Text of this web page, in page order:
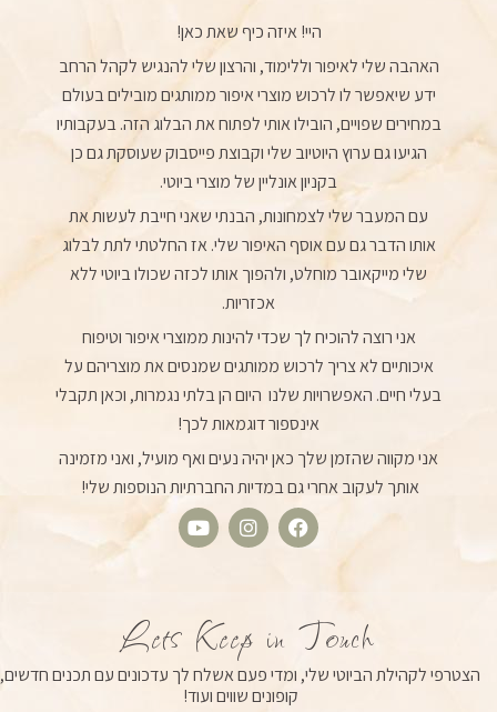
היי! איזה כיף שאת כאן!
האהבה שלי לאיפור וללימוד, והרצון שלי להנגיש לקהל הרחב
ידע שיאפשר לו לרכוש מוצרי איפור ממותגים מובילים בעולם
במחירים שפויים, הובילו אותי לפתוח את הבלוג הזה. בעקבותיו
הגיעו גם ערוץ היוטיוב שלי וקבוצת פייסבוק שעוסקת גם כן
בקניון אונליין של מוצרי ביוטי.
עם המעבר שלי לצמחונות, הבנתי שאני חייבת לעשות את
אותו הדבר גם עם אוסף האיפור שלי. אז החלטתי לתת לבלוג
שלי מייקאובר מוחלט, ולהפוך אותו לכזה שכולו ביוטי ללא
אכזריות.
אני רוצה להוכיח לך שכדי להינות ממוצרי איפור וטיפוח
איכותיים לא צריך לרכוש ממותגים שמנסים את מוצריהם על
בעלי חיים. האפשרויות שלנו היום הן בלתי נגמרות, וכאן תקבלי
אינספור דוגמאות לכך!
אני מקווה שהזמן שלך כאן יהיה נעים ואף מועיל, ואני מזמינה
אותך לעקוב אחרי גם במדיות החברתיות הנוספות שלי!
F
o
k
I
g
a
m
Y
b
e
Lets Keep in Touch
הצטרפי לקהילת הביוטי שלי, ומדי פעם אשלח לך עדכונים עם תכנים חדשים,
קופונים שווים ועוד!